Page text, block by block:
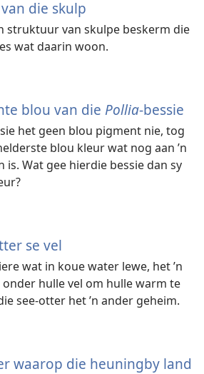
die skulp
struktuur van skulpe beskerm die
wat daarin woon.
blou van die Pollia-bessie
het geen blou pigment nie, tog
blou kleur wat nog aan ’n
is. Wat gee hierdie bessie dan sy
se vel
wat in koue water lewe, het ’n
hulle vel om hulle warm te
see-otter het ’n ander geheim.
waarop die heuningby land